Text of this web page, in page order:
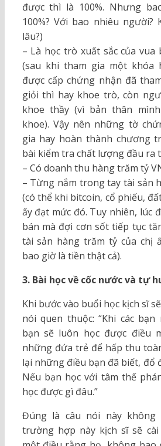
được thì là 100%. Nhưng
100%? Với bao nhiêu người?
lâu?)
– Là học trò xuất sắc của
(sau khi tham gia một khóa
được cấp chứng nhận đã
giỏi thì hay khoe trò, còn
khoe thầy (vì bản thân
khoe). Vậy nên những tờ
gia hay hoàn thành chương
bài kiểm tra chất lượng đầu ra
– Có doanh thu hàng trăm tỷ
– Từng nắm trong tay tài sản
(có thể khi bitcoin, cổ phiếu,
ấy đạt mức đó. Tuy nhiên, lúc
bán mà đợi cơn sốt tiếp tục
tài sản hàng trăm tỷ của chị
bao giờ là tiền thật cả).
3. Bài học về cốc nước và tự
Khi bước vào buổi học kịch sĩ
nói quen thuộc: “Khi các
bạn sẽ luôn học được điều
những đứa trẻ để hấp thu
lại những điều bạn đã biết, đổ
Nếu bạn học với tâm thế
học được gì đâu.”
Đúng là câu nói này
trường hợp này kịch sĩ sẽ